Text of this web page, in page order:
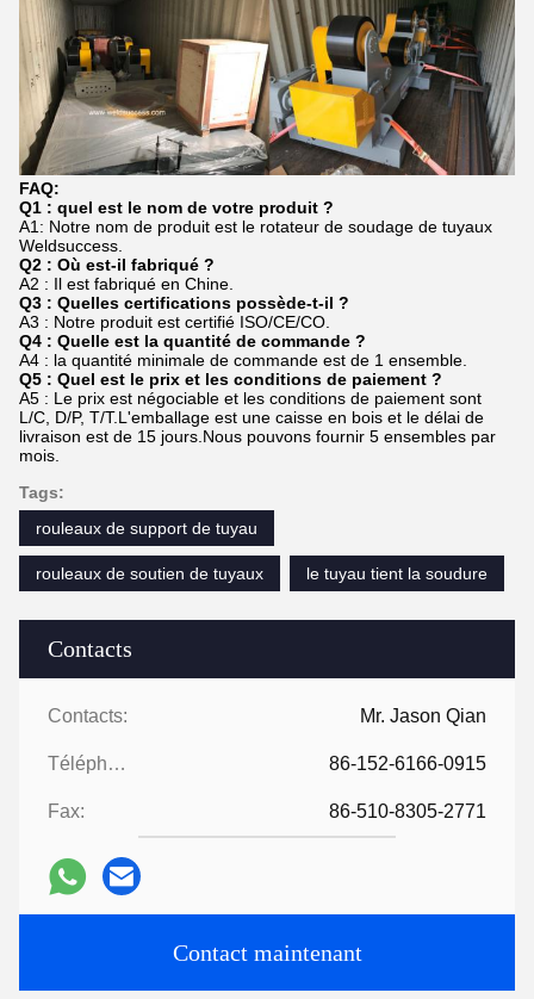
Contacts
Contacts: Mr. Jason Qian
Téléphone: 86-152-6166-0915
Fax: 86-510-8305-2771
Contact maintenant
FAQ:
Q1 : quel est le nom de votre produit ?
A1: Notre nom de produit est le rotateur de soudage de tuyaux
Weldsuccess.
Q2 : Où est-il fabriqué ?
A2 : Il est fabriqué en Chine.
Q3 : Quelles certifications possède-t-il ?
A3 : Notre produit est certifié ISO/CE/CO.
Q4 : Quelle est la quantité de commande ?
A4 : la quantité minimale de commande est de 1 ensemble.
Q5 : Quel est le prix et les conditions de paiement ?
A5 : Le prix est négociable et les conditions de paiement sont
L/C, D/P, T/T.L'emballage est une caisse en bois et le délai de
livraison est de 15 jours.Nous pouvons fournir 5 ensembles par
mois.
Tags:
rouleaux de support de tuyau
rouleaux de soutien de tuyaux le tuyau tient la soudure